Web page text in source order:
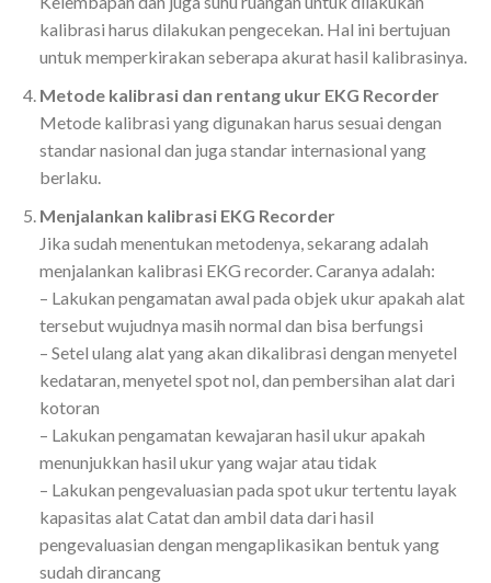
kalibrasi harus dilakukan pengecekan. Hal ini bertujuan
untuk memperkirakan seberapa akurat hasil kalibrasinya.
Metode kalibrasi dan rentang ukur EKG Recorder
Metode kalibrasi yang digunakan harus sesuai dengan
standar nasional dan juga standar internasional yang
berlaku.
Menjalankan kalibrasi EKG Recorder
Jika sudah menentukan metodenya, sekarang adalah
menjalankan kalibrasi EKG recorder. Caranya adalah:
– Lakukan pengamatan awal pada objek ukur apakah alat
tersebut wujudnya masih normal dan bisa berfungsi
– Setel ulang alat yang akan dikalibrasi dengan menyetel
kedataran, menyetel spot nol, dan pembersihan alat dari
kotoran
– Lakukan pengamatan kewajaran hasil ukur apakah
menunjukkan hasil ukur yang wajar atau tidak
– Lakukan pengevaluasian pada spot ukur tertentu layak
kapasitas alat Catat dan ambil data dari hasil
pengevaluasian dengan mengaplikasikan bentuk yang
sudah dirancang